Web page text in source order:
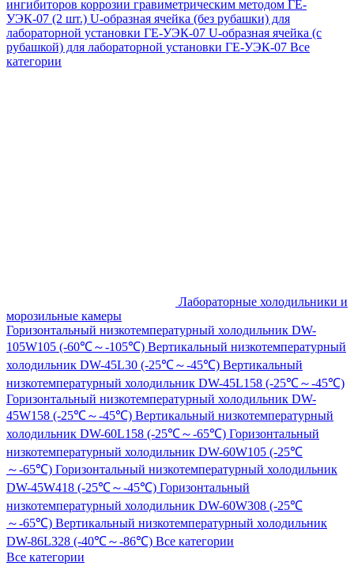
ингибиторов коррозии гравиметрическим методом ГЕ-
УЭК-07 (2 шт.) U-образная ячейка (без рубашки) для
лабораторной установки ГЕ-УЭК-07 U-образная ячейка (с
рубашкой) для лабораторной установки ГЕ-УЭК-07 Все
категории
Лабораторные холодильники и
морозильные камеры
Горизонтальный низкотемпературный холодильник DW-
105W105 (-60℃～-105℃) Вертикальный низкотемпературный
холодильник DW-45L30 (-25℃～-45℃) Вертикальный
низкотемпературный холодильник DW-45L158 (-25℃～-45℃)
Горизонтальный низкотемпературный холодильник DW-
45W158 (-25℃～-45℃) Вертикальный низкотемпературный
холодильник DW-60L158 (-25℃～-65℃) Горизонтальный
низкотемпературный холодильник DW-60W105 (-25℃
～-65℃) Горизонтальный низкотемпературный холодильник
DW-45W418 (-25℃～-45℃) Горизонтальный
низкотемпературный холодильник DW-60W308 (-25℃
～-65℃) Вертикальный низкотемпературный холодильник
DW-86L328 (-40℃～-86℃) Все категории
Все категории